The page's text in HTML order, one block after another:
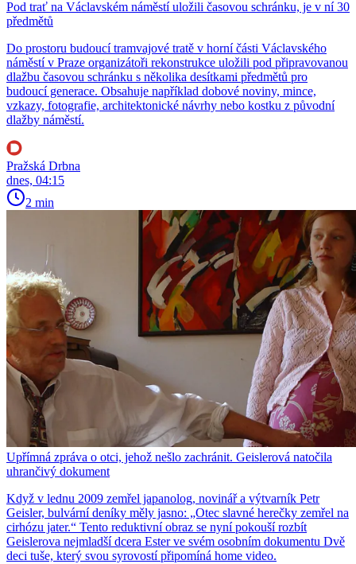
Pod trať na Václavském náměstí uložili časovou schránku, je v ní 30
předmětů
Do prostoru budoucí tramvajové tratě v horní části Václavského
náměstí v Praze organizátoři rekonstrukce uložili pod připravovanou
dlažbu časovou schránku s několika desítkami předmětů pro
budoucí generace. Obsahuje například dobové noviny, mince,
vzkazy, fotografie, architektonické návrhy nebo kostku z původní
dlažby náměstí.
Pražská Drbna
dnes, 04:15
2 min
Upřímná zpráva o otci, jehož nešlo zachránit. Geislerová natočila
uhrančivý dokument
Když v lednu 2009 zemřel japanolog, novinář a výtvarník Petr
Geisler, bulvární deníky měly jasno: „Otec slavné herečky zemřel na
cirhózu jater.“ Tento reduktivní obraz se nyní pokouší rozbít
Geislerova nejmladší dcera Ester ve svém osobním dokumentu Dvě
deci tuše, který svou syrovostí připomíná home video.